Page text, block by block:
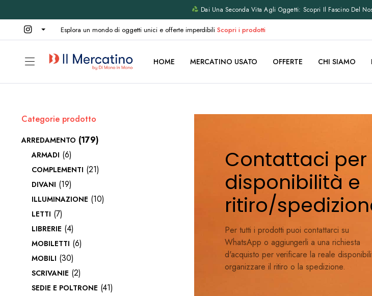
Dai Una Seconda Vita Agli Oggetti: Scopri Il Fascino Del
Esplora un mondo di oggetti unici e offerte imperdibiliScopri i prodotti
HOME MERCATINO USATO OFFERTE CHI SIAMO
Contattaci per
disponibilità e
ritiro/
Per tutti i prodotti puoi contattarci su
WhatsApp o aggiungerli a una richiesta
d'acquisto per verificare la reale
organizzare il ritiro o la spedizione.
Categorie prodotto
ARREDAMENTO (179)
ARMADI (6)
COMPLEMENTI (21)
DIVANI (19)
ILLUMINAZIONE (10)
LETTI (7)
LIBRERIE (4)
MOBILETTI (6)
MOBILI (30)
SCRIVANIE (2)
SEDIE E POLTRONE (41)